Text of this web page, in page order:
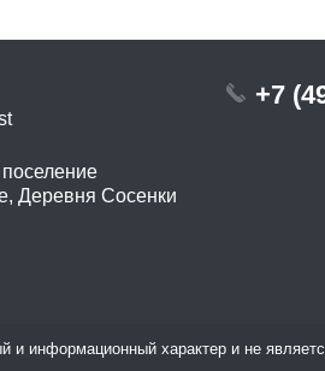
поселение
Деревня Сосенки
+7
информационный характер и не